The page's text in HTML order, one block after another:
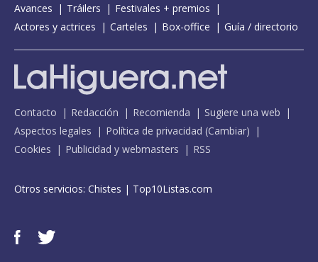
Avances
Tráilers
Festivales + premios
Actores y actrices
Carteles Box-office Guía / directorio
Contacto Redacción Recomienda
Sugiere una web
Aspectos legales
Política de privacidad (Cambiar)
Cookies
Publicidad y webmasters RSS
Otros servicios: Chistes | Top10Listas.com